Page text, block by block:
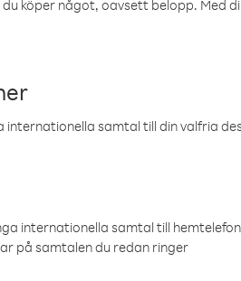
köper något, oavsett belopp. Med
samtal till din valfria
internationella samtal till
på samtalen du redan ringer